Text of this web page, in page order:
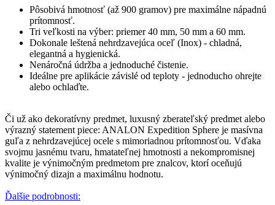
Pôsobivá hmotnosť (až 900 gramov) pre maximálne nápadnú
prítomnosť.
Tri veľkosti na výber: priemer 40 mm, 50 mm a 60 mm.
Dokonale leštená nehrdzavejúca oceľ (Inox) - chladná,
elegantná a hygienická.
Nenáročná údržba a jednoduché čistenie.
Ideálne pre aplikácie závislé od teploty - jednoducho ohrejte
alebo ochlaďte.
Či už ako dekoratívny predmet, luxusný zberateľský predmet alebo
výrazný statement piece: ANALON Expedition Sphere je masívna
guľa z nehrdzavejúcej ocele s mimoriadnou prítomnosťou. Vďaka
svojmu jasnému tvaru, hmatateľnej hmotnosti a nekompromisnej
kvalite je výnimočným predmetom pre znalcov, ktorí oceňujú
výnimočný dizajn a maximálnu hodnotu.
Ďalšie podrobnosti: